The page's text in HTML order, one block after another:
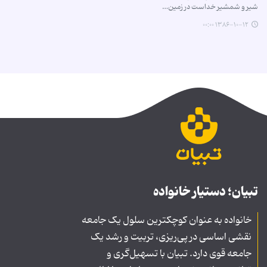
شیر و شمشیر ‏خداست در زمین…
۱۳۸۶-۱۰-۱۲ ۰۰:۰۰
تبیان؛ دستیار خانواده
خانواده به عنوان کوچکترین سلول یک جامعه
نقشی اساسی در پی‌ریزی، تربیت و رشد یک
جامعه قوی دارد. تبیان با تسهیل‌گری و